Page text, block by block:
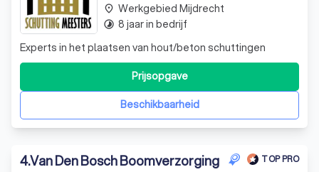
Experts in het plaatsen van hout/beton schuttingen
Beschikbaarheid
Prijsopgave
place Werkgebied Mijdrecht
timelapse 8 jaar in bedrijf
4.Van Den Bosch Boomverzorging TOP PRO